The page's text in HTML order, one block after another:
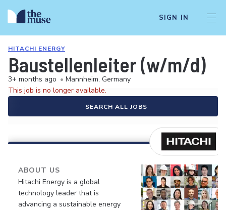
SIGN IN
HITACHI ENERGY
Baustellenleiter (w/m/d)
3+ months ago • Mannheim, Germany
This job is no longer available.
SEARCH ALL JOBS
ABOUT US
Hitachi Energy is a global
technology leader that is
advancing a sustainable energy